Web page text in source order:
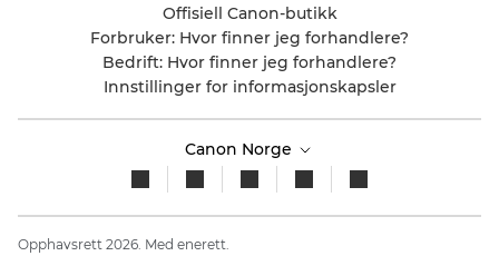
Offisiell Canon-butikk
Forbruker: Hvor finner jeg forhandlere?
Bedrift: Hvor finner jeg forhandlere?
Innstillinger for informasjonskapsler
Canon Norge
Opphavsrett 2026. Med enerett.